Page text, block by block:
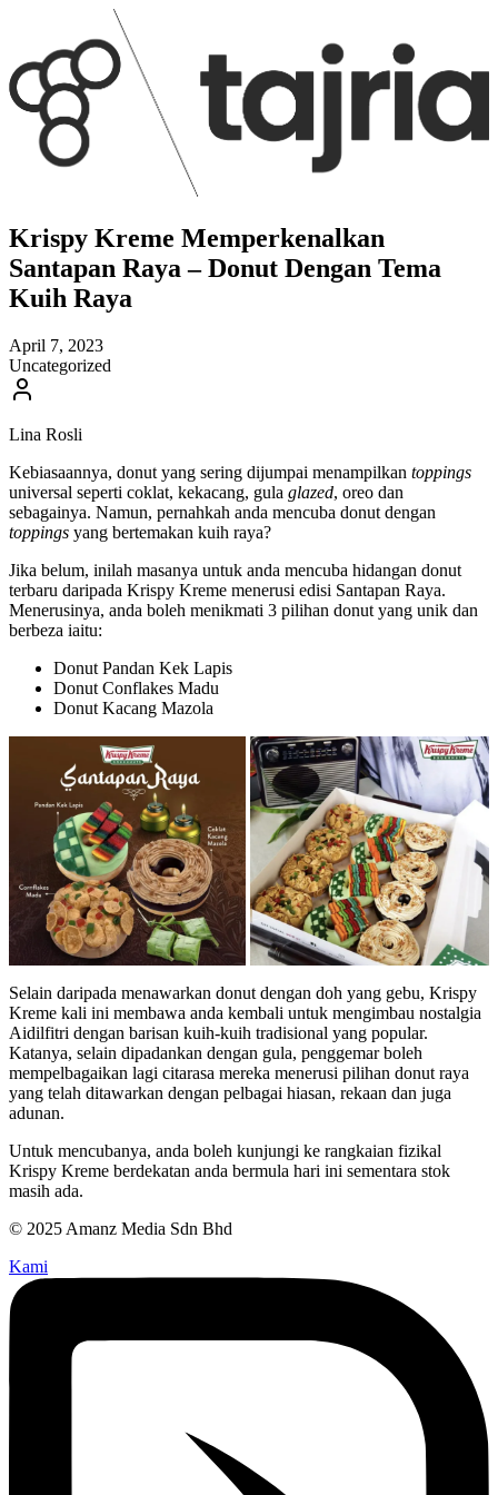
Krispy Kreme Memperkenalkan
Santapan Raya – Donut Dengan Tema
Kuih Raya
April 7, 2023
Uncategorized
Lina Rosli
Kebiasaannya, donut yang sering dijumpai menampilkan toppings
universal seperti coklat, kekacang, gula glazed, oreo dan
sebagainya. Namun, pernahkah anda mencuba donut dengan
toppings yang bertemakan kuih raya?
Jika belum, inilah masanya untuk anda mencuba hidangan donut
terbaru daripada Krispy Kreme menerusi edisi Santapan Raya.
Menerusinya, anda boleh menikmati 3 pilihan donut yang unik dan
berbeza iaitu:
Donut Pandan Kek Lapis
Donut Conflakes Madu
Donut Kacang Mazola
Selain daripada menawarkan donut dengan doh yang gebu, Krispy
Kreme kali ini membawa anda kembali untuk mengimbau nostalgia
Aidilfitri dengan barisan kuih-kuih tradisional yang popular.
Katanya, selain dipadankan dengan gula, penggemar boleh
mempelbagaikan lagi citarasa mereka menerusi pilihan donut raya
yang telah ditawarkan dengan pelbagai hiasan, rekaan dan juga
adunan.
Untuk mencubanya, anda boleh kunjungi ke rangkaian fizikal
Krispy Kreme berdekatan anda bermula hari ini sementara stok
masih ada.
© 2025 Amanz Media Sdn Bhd
Kami